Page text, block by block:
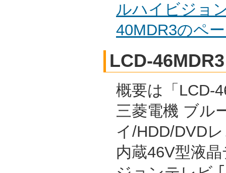
ルハイビジョ
40MDR3のペ
LCD-46MDR3
概要は「LCD-
三菱電機 ブル
イ/HDD/DVD
内蔵46V型液